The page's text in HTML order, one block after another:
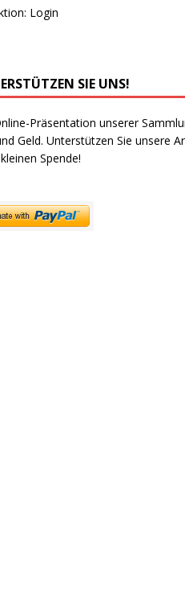
Login
SIE UNS!
Präsentation unserer
Geld. Unterstützen Sie unsere
Spende!